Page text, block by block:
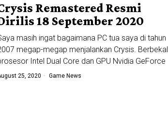
Remastered Resmi
18 September 2020
masih ingat bagaimana PC tua saya di tahun
megap-megap menjalankan Crysis. Berbekal
Intel Dual Core dan GPU Nvidia GeForce
25, 2020 Game News